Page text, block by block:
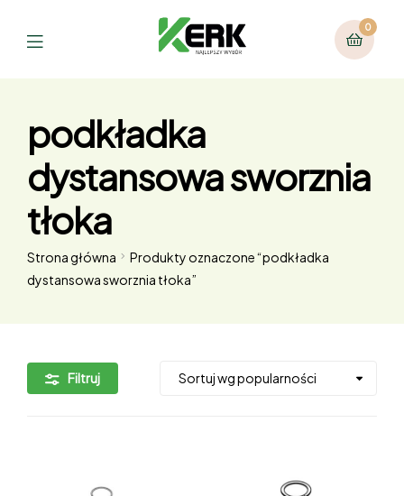
0
podkładka
dystansowa sworznia
tłoka
Strona główna
Produkty oznaczone “podkładka
dystansowa sworznia tłoka”
Filtruj